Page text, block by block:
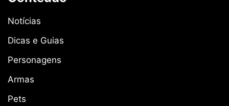
Notícias
Dicas e Guias
Personagens
Armas
Pets